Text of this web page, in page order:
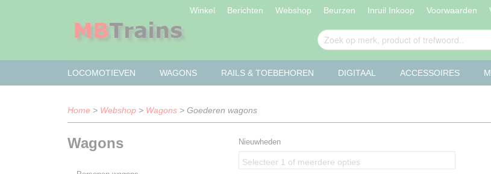
Winkel Berichten Webshop Beurzen Inruil Inkoop Voorwaarden
LOCOMOTIEVEN WAGONS RAILS & TOEBEHOREN DIGITAAL ACCESSOIRES
Home > Webshop > Wagons > Goederen wagons
Wagons Nieuwheden
Selecteer 1 of meerdere opties